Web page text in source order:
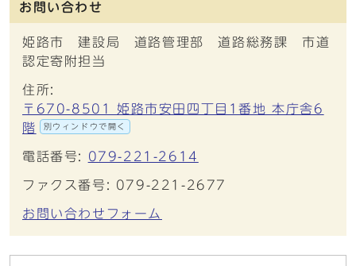
お問い合わせ
姫路市 建設局 道路管理部 道路総務課 市道
認定寄附担当
住所:
〒670-8501 姫路市安田四丁目1番地 本庁舎6
階
別ウィンドウで開く
電話番号: 079-221-2614
ファクス番号: 079-221-2677
お問い合わせフォーム